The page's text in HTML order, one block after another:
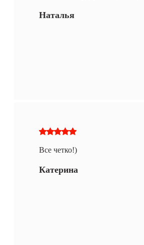
Наталья
Все четко!)
Катерина